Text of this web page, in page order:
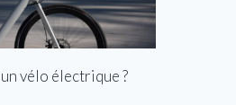
vélo électrique ?